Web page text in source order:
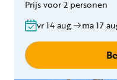
Prijs voor 2 personen
vr 14 aug. ma 17